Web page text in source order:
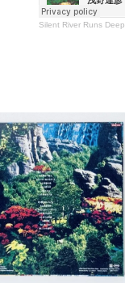
Silent River Runs Deep